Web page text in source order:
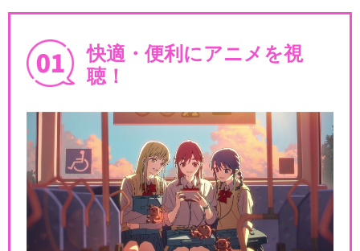
快適・便利にアニメを視
聴！